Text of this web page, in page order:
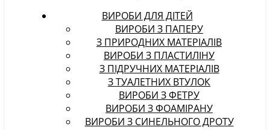
ВИРОБИ ДЛЯ ДІТЕЙ
ВИРОБИ З ПАПЕРУ
З ПРИРОДНИХ МАТЕРІАЛІВ
ВИРОБИ З ПЛАСТИЛІНУ
З ПІДРУЧНИХ МАТЕРІАЛІВ
З ТУАЛЕТНИХ ВТУЛОК
ВИРОБИ З ФЕТРУ
ВИРОБИ З ФОАМІРАНУ
ВИРОБИ З СИНЕЛЬНОГО ДРОТУ